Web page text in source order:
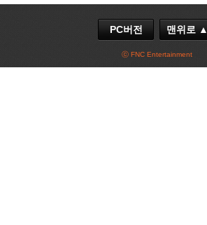
PC버전 맨위로 ▲
ⓒ FNC Entertainment